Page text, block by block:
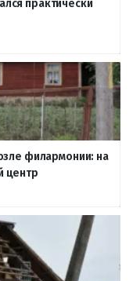
практически
филармонии: на
центр